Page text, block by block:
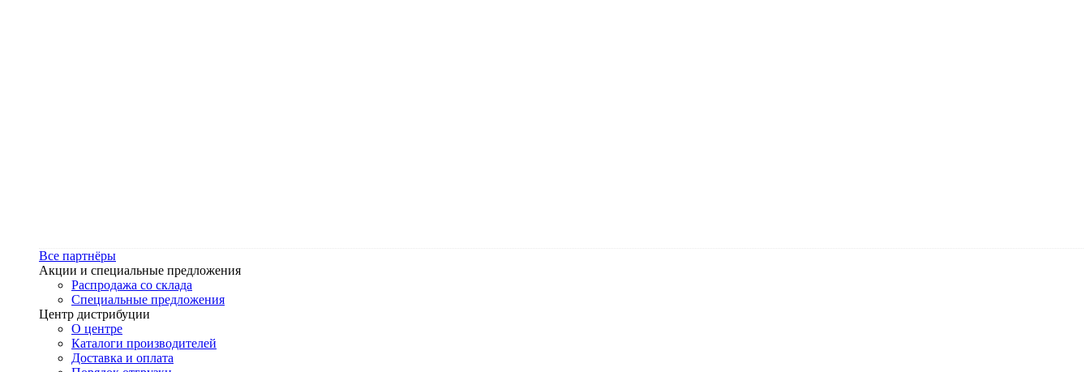
Все партнёры
Акции и специальные предложения
Распродажа со склада
Специальные предложения
Центр дистрибуции
О центре
Каталоги производителей
Доставка и оплата